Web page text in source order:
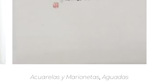
Acuarelas y Marionetas Aguadas